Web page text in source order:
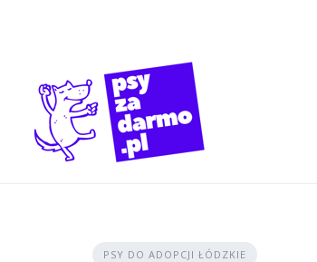
PSY DO ADOPCJI ŁÓDZKIE